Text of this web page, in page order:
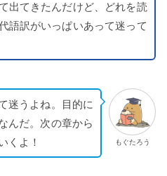
出てきたんだけど、どれを読
語訳がいっぱいあって迷って
もぐたろう
迷うよね。目的に
んだ。次の章から
くよ！